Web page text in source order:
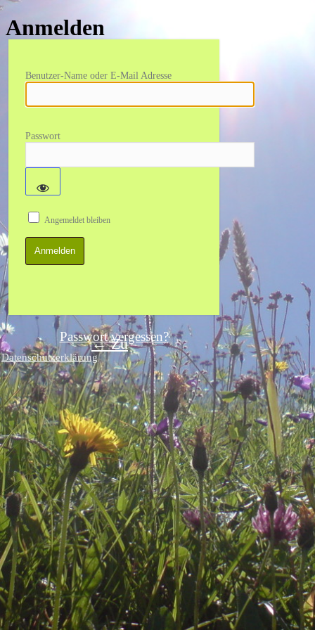
Anmelden
Benutzer-Name oder E-Mail Adresse
Passwort
Angemeldet bleiben
Passwort vergessen?
← Zu
Datenschutzerklärung